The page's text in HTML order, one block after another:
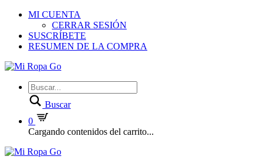
MI CUENTA
CERRAR SESIÓN
SUSCRÍBETE
RESUMEN DE LA COMPRA
Buscar
0
Cargando contenidos del carrito...